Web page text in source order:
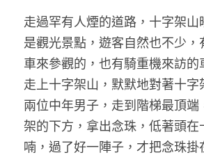
走過罕有人煙的道路，十字架山
是觀光景點，遊客自然也不少，
車來參觀的，也有騎重機來訪的
走上十字架山，默默地對著十字
兩位中年男子，走到階梯最頂端
架的下方，拿出念珠，低著頭在
喃，過了好一陣子，才把念珠掛